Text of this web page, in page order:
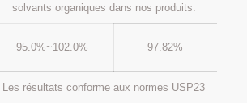
solvants organiques dans nos produits.
95.0%~102.0% 97.82%
Les résultats conforme aux normes USP23